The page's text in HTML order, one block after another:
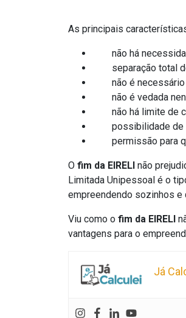
As principais
não há
separação total
não é necessário
não é vedada
não há limite de
possibilidade de
permissão para
O fim da EIRELI não
Limitada Unipessoal é o
empreendendo sozinhos e
Viu como o fim da EIRELI
vantagens para o
Já